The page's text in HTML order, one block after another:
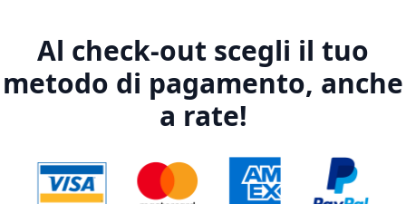
Al check-out scegli il tuo
metodo di pagamento, anche
a rate!